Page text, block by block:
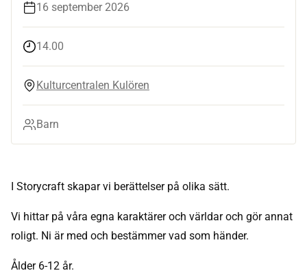
16 september 2026
14.00
Kulturcentralen Kulören
Barn
I Storycraft skapar vi berättelser på olika sätt.
Vi hittar på våra egna karaktärer och världar och gör annat
roligt. Ni är med och bestämmer vad som händer.
Ålder 6-12 år.